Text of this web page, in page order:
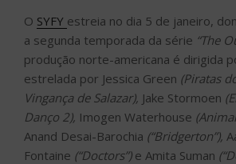
O SYFY estreia no dia 5 de janeiro,
a segunda temporada da série “The
produção norte-americana é dirigida
estrelada por Jessica Green (Piratas
Vingança de Salazar), Jake Stormoen
Danço 2), Imogen Waterhouse
Anand Desai-Barochia (“Bridgerton”),
Fontaine (“Doctors”)e Amita Suman